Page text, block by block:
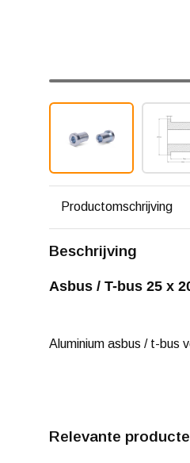
Productomschrijving
Beschrijving
Asbus / T-bus 25 x
Aluminium asbus / t-bus
Relevante